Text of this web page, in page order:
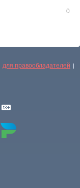
0
для правообладателей |